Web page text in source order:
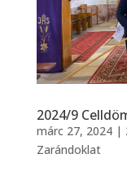
2024/9
márc 27, 2024|
Zarándoklat